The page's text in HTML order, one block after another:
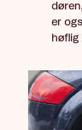
er
høflig